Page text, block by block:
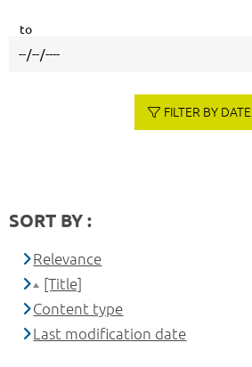
to
FILTER BY DATE
SORT BY :
Relevance
[Title]
Content type
Last modification date